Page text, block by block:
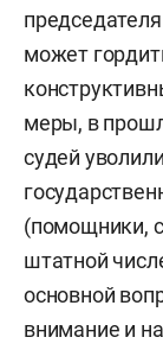
может
меры, в
судей
(помощники,
штатной
основной
внимание и